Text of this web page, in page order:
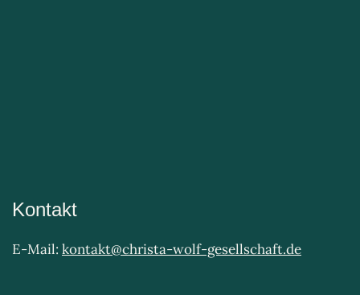
Kontakt
E-Mail: kontakt@christa-wolf-gesellschaft.de